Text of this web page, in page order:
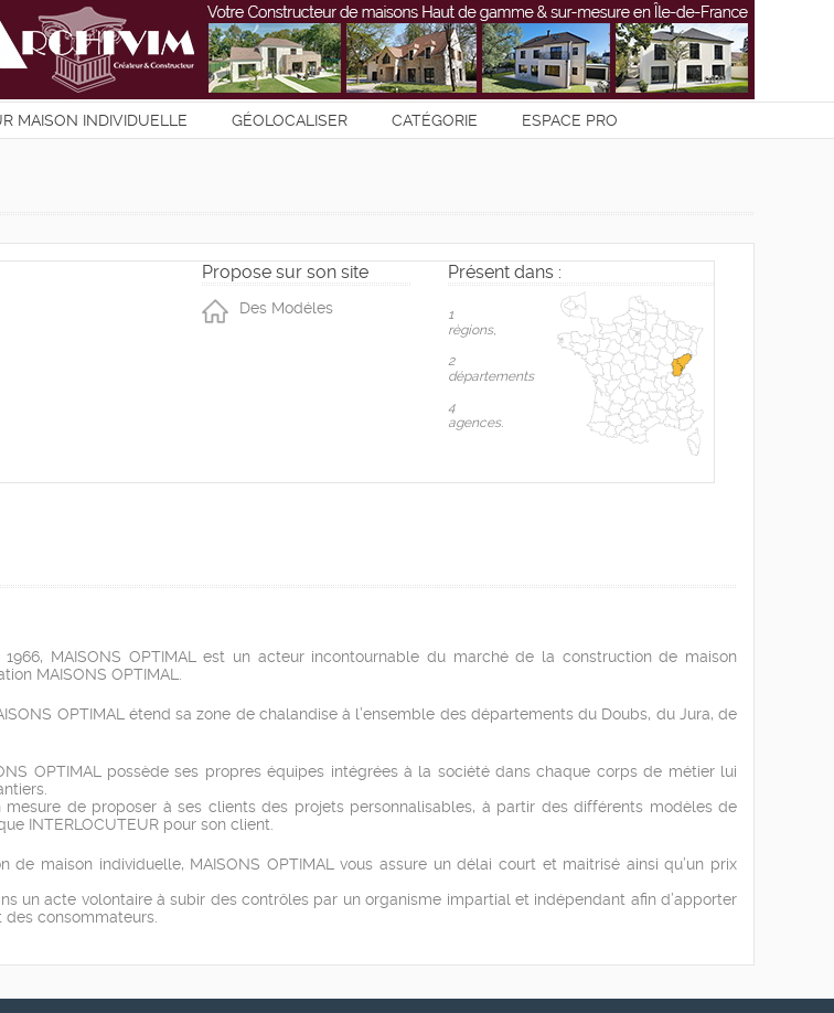
MAISON INDIVIDUELLE GÉOLOCALISER CATÉGORIE
ESPACE PRO
Propose sur son site
Des Modéles
Présent dans :
1
règions,
2
départements
4
agences.
MAISONS OPTIMAL est un acteur incontournable du marché de la construction de maison
MAISONS OPTIMAL.
OPTIMAL étend sa zone de chalandise à l’ensemble des départements du Doubs, du Jura, de
OPTIMAL possède ses propres équipes intégrées à la société dans chaque corps de métier lui
de proposer à ses clients des projets personnalisables, à partir des différents modèles de
INTERLOCUTEUR pour son client.
maison individuelle, MAISONS OPTIMAL vous assure un délai court et maitrisé ainsi qu’un prix
un acte volontaire à subir des contrôles par un organisme impartial et indépendant afin d’apporter
consommateurs.